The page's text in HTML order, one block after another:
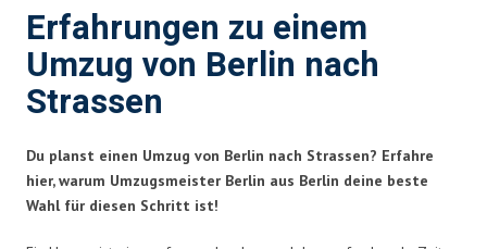
Erfahrungen zu einem
Umzug von Berlin nach
Strassen
Du planst einen Umzug von Berlin nach Strassen? Erfahre
hier, warum Umzugsmeister Berlin aus Berlin deine beste
Wahl für diesen Schritt ist!